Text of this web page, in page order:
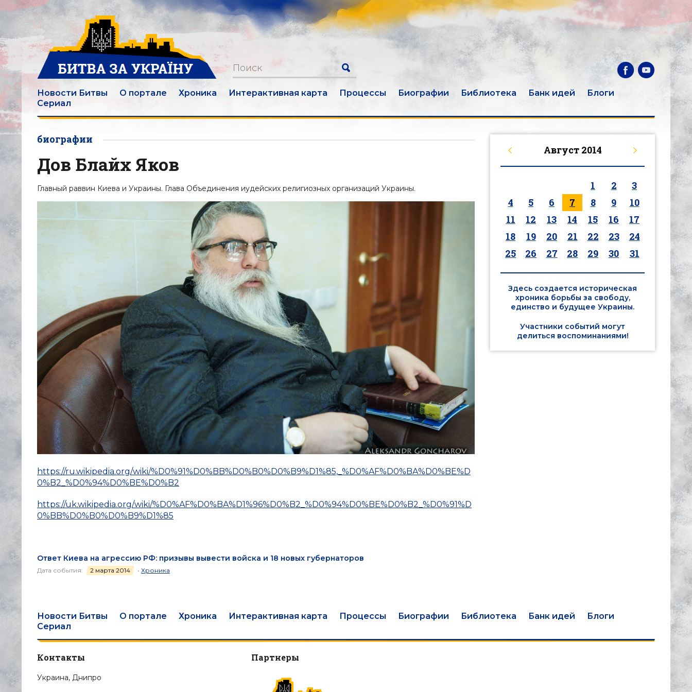
Новости Битвы О портале Хроника Интерактивная карта Процессы Биографии Библиотека Банк идей
Блоги
Сериал
биографии
Дов Блайх Яков
Главный раввин Киева и Украины. Глава Объединения иудейских религиозных организаций Украины.
https://ru.wikipedia.org/wiki/%D0%91%D0%BB%D0%B0%D0%B9%D1%85,_%D0%AF%D0%BA%D0%BE%D
0%B2_%D0%94%D0%BE%D0%B2
https://uk.wikipedia.org/wiki/%D0%AF%D0%BA%D1%96%D0%B2_%D0%94%D0%BE%D0%B2_%D0%91%D
0%BB%D0%B0%D0%B9%D1%85
Ответ Киева на агрессию РФ: призывы вывести войска и 18 новых губернаторов
Дата события: 2 марта 2014 • Хроника
Август 2014
1 2
3
4
5 6 7 8 9
10
11
12 13 14 15 16
17
18
19 20 21 22 23
24
25
26 27 28 29 30 31
Здесь создается историческая
хроника борьбы за свободу,
единство и будущее Украины.
Участники событий могут
делиться воспоминаниями!
Новости Битвы О портале Хроника Интерактивная карта Процессы Биографии Библиотека Банк идей
Блоги
Сериал
Контакты
Украина, Днипро
Партнеры